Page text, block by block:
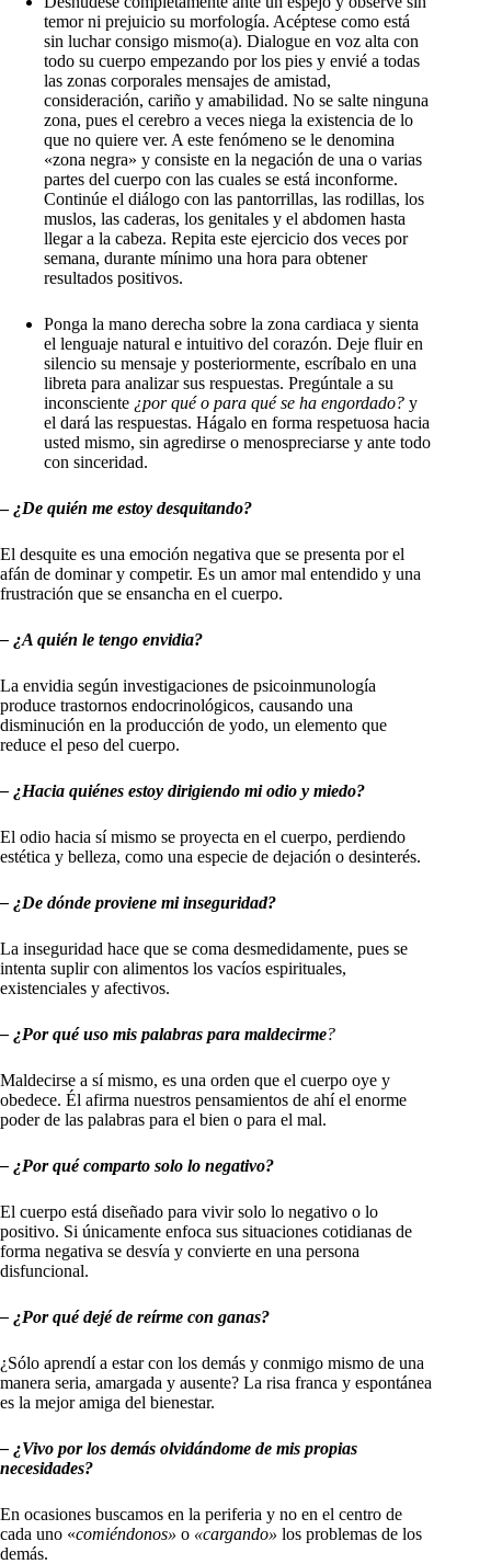
temor ni prejuicio su morfología. Acéptese como está
sin luchar consigo mismo(a). Dialogue en voz alta con
todo su cuerpo empezando por los pies y envié a todas
las zonas corporales mensajes de amistad,
consideración, cariño y amabilidad. No se salte ninguna
zona, pues el cerebro a veces niega la existencia de lo
que no quiere ver. A este fenómeno se le denomina
«zona negra» y consiste en la negación de una o varias
partes del cuerpo con las cuales se está inconforme.
Continúe el diálogo con las pantorrillas, las rodillas, los
muslos, las caderas, los genitales y el abdomen hasta
llegar a la cabeza. Repita este ejercicio dos veces por
semana, durante mínimo una hora para obtener
resultados positivos.
Ponga la mano derecha sobre la zona cardiaca y sienta
el lenguaje natural e intuitivo del corazón. Deje fluir en
silencio su mensaje y posteriormente, escríbalo en una
libreta para analizar sus respuestas. Pregúntale a su
inconsciente ¿por qué o para qué se ha engordado? y
el dará las respuestas. Hágalo en forma respetuosa hacia
usted mismo, sin agredirse o menospreciarse y ante todo
con sinceridad.
– ¿De quién me estoy desquitando?
El desquite es una emoción negativa que se presenta por el
afán de dominar y competir. Es un amor mal entendido y una
frustración que se ensancha en el cuerpo.
– ¿A quién le tengo envidia?
La envidia según investigaciones de psicoinmunología
produce trastornos endocrinológicos, causando una
disminución en la producción de yodo, un elemento que
reduce el peso del cuerpo.
– ¿Hacia quiénes estoy dirigiendo mi odio y miedo?
El odio hacia sí mismo se proyecta en el cuerpo, perdiendo
estética y belleza, como una especie de dejación o desinterés.
– ¿De dónde proviene mi inseguridad?
La inseguridad hace que se coma desmedidamente, pues se
intenta suplir con alimentos los vacíos espirituales,
existenciales y afectivos.
– ¿Por qué uso mis palabras para maldecirme?
Maldecirse a sí mismo, es una orden que el cuerpo oye y
obedece. Él afirma nuestros pensamientos de ahí el enorme
poder de las palabras para el bien o para el mal.
– ¿Por qué comparto solo lo negativo?
El cuerpo está diseñado para vivir solo lo negativo o lo
positivo. Si únicamente enfoca sus situaciones cotidianas de
forma negativa se desvía y convierte en una persona
disfuncional.
– ¿Por qué dejé de reírme con ganas?
¿Sólo aprendí a estar con los demás y conmigo mismo de una
manera seria, amargada y ausente? La risa franca y espontánea
es la mejor amiga del bienestar.
– ¿Vivo por los demás olvidándome de mis propias
necesidades?
En ocasiones buscamos en la periferia y no en el centro de
cada uno «comiéndonos» o «cargando» los problemas de los
demás.